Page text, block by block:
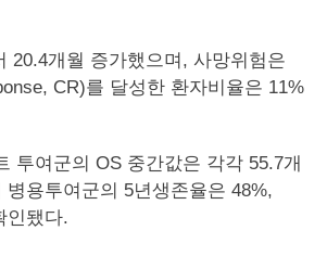
20.4개월 증가했으며, 사망위험은
CR)를 달성한 환자비율은 11%
투여군의 OS 중간값은 각각 55.7개
용투여군의 5년생존율은 48%,
인됐다.